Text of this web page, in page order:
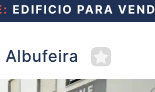
EDIFICIO PARA
Albufeira